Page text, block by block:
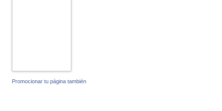
Promocionar tu página también